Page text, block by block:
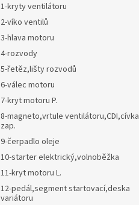
1-kryty ventilátoru
2-víko ventilů
3-hlava motoru
4-rozvody
5-řetěz,lišty rozvodů
6-válec motoru
7-kryt motoru P.
8-magneto,vrtule ventilátoru,CDI,cívka
zap.
9-čerpadlo oleje
10-starter elektrický,volnoběžka
11-kryt motoru L.
12-pedál,segment startovací,deska
variátoru